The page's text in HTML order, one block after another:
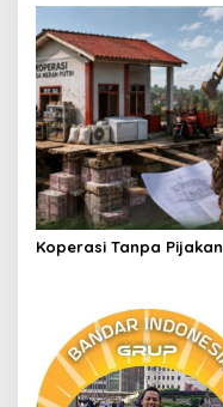
Koperasi Tanpa Pijakan